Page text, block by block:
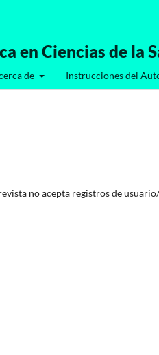
en Ciencias de la
de Instrucciones del
no acepta registros de